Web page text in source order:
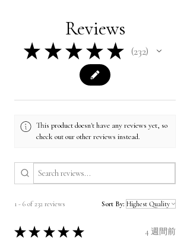
Reviews
★ ★★★★ 232
232
This product doesn't have any reviews yet, so
check out our other reviews instead.
1 - 6 of 232 reviews Sort By:
★★ ★★ ★ 4 週間前